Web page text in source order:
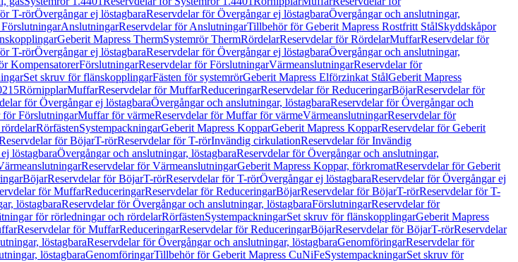
T-rörÖvergångar ej löstagbaraReservdelar för Övergångar ej löstagbaraÖvergångar och anslutningar,
AnslutningarReservdelar för AnslutningarTillbehör för Geberit Mapress Rostfritt StålSkyddskåpor
Geberit Mapress ThermSystemrör ThermRördelarReservdelar för RördelarMuffarReservdelar för
T-rörÖvergångar ej löstagbaraReservdelar för Övergångar ej löstagbaraÖvergångar och anslutningar,
KompensatorerFörslutningarReservdelar för FörslutningarVärmeanslutningarReservdelar för
Set skruv för flänskopplingarFästen för systemrörGeberit Mapress Elförzinkat StålGeberit Mapress
RörnipplarMuffarReservdelar för MuffarReduceringarReservdelar för ReduceringarBöjarReservdelar för
för Övergångar ej löstagbaraÖvergångar och anslutningar, löstagbaraReservdelar för Övergångar och
för FörslutningarMuffar för värmeReservdelar för Muffar för värmeVärmeanslutningarReservdelar för
RörfästenSystempackningarGeberit Mapress KopparGeberit Mapress KopparReservdelar för Geberit
för BöjarT-rörReservdelar för T-rörInvändig cirkulationReservdelar för Invändig
löstagbaraÖvergångar och anslutningar, löstagbaraReservdelar för Övergångar och anslutningar,
Reservdelar för VärmeanslutningarGeberit Mapress Koppar, förkromatReservdelar för Geberit
BöjarReservdelar för BöjarT-rörReservdelar för T-rörÖvergångar ej löstagbaraReservdelar för Övergångar ej
för MuffarReduceringarReservdelar för ReduceringarBöjarReservdelar för BöjarT-rörReservdelar för T-
löstagbaraReservdelar för Övergångar och anslutningar, löstagbaraFörslutningarReservdelar för
för rörledningar och rördelarRörfästenSystempackningarSet skruv för flänskopplingarGeberit Mapress
Reservdelar för MuffarReduceringarReservdelar för ReduceringarBöjarReservdelar för BöjarT-rörReservdelar
löstagbaraReservdelar för Övergångar och anslutningar, löstagbaraGenomföringarReservdelar för
löstagbaraGenomföringarTillbehör för Geberit Mapress CuNiFeSystempackningarSet skruv för